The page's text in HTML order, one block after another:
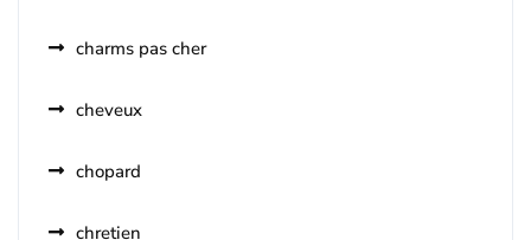
charms pas cher
cheveux
chopard
chretien